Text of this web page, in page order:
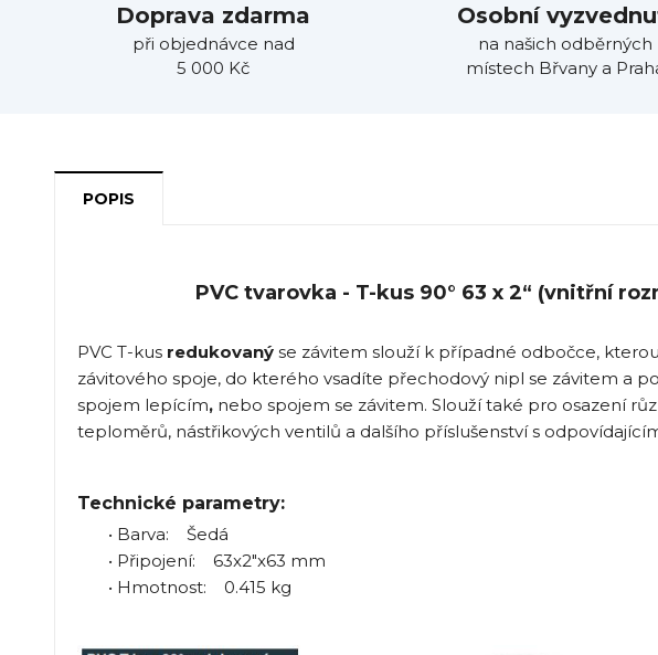
Doprava zdarma
při objednávce nad
5 000 Kč
Osobní
na našich odběrných
místech Břvany a
POPIS
PVC tvarovka - T-kus 90° 63 x 2“ (vnitřní
PVC T-kus redukovanýse závitem slouží k případné odbočce,
závitového spoje, do kterého vsadíte přechodový nipl se závitem a
spojem lepícím,nebo spojem se závitem. Slouží také pro osazení
teploměrů, nástřikových ventilů a dalšího příslušenství s
Technické parametry:
• Barva: Šedá
• Připojení: 63x2"x63 mm
• Hmotnost: 0.415 kg